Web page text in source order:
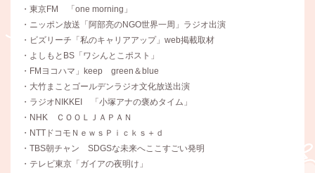
・東京FM 「one morning」
・ニッポン放送「阿部亮のNGO世界一周」ラジオ出演
・ビズリーチ「私のキャリアアップ」web掲載取材
・よしもとBS「ワシんとこポスト」
・FMヨコハマ」keep green＆blue
・大竹まことゴールデンラジオ文化放送出演
・ラジオNIKKEI 「小塚アナの褒めタイム」
・NHK ＣＯＯＬＪＡＰＡＮ
・NTTドコモＮｅｗｓＰｉｃｋｓ＋ｄ
・TBS朝チャン SDGSな未来へここすごい発明
・テレビ東京「ガイアの夜明け」